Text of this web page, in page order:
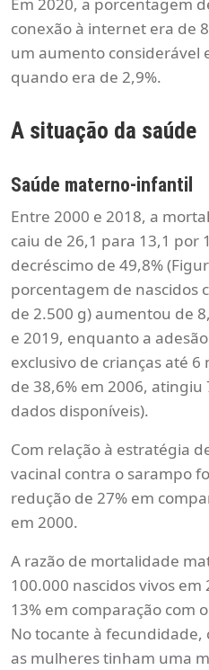
conexão à internet era de
um aumento considerável
quando era de 2,9%.
A situação da saúde
Saúde materno-infantil
Entre 2000 e 2018, a
caiu de 26,1 para 13,1 por
decréscimo de 49,8%
porcentagem de nascidos
de 2.500 g) aumentou de
e 2019, enquanto a
exclusivo de crianças até
de 38,6% em 2006, atingiu
dados disponíveis).
Com relação à estratégia
vacinal contra o sarampo
redução de 27% em
em 2000.
A razão de mortalidade
100.000 nascidos vivos
13% em comparação com
No tocante à fecundidade,
as mulheres tinham uma